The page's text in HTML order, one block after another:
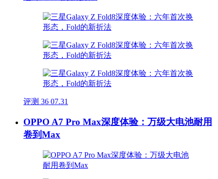
评测 36 07.31
OPPO A7 Pro Max深度体验：万级大电池耐用
卷到Max